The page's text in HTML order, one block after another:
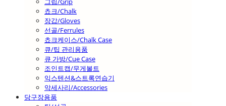
쵸크/Chalk
장갑/Gloves
선골/Ferrules
쵸크케이스/Chalk Case
큐/팁 관리용품
큐 가방/Cue Case
조인트캡/무게볼트
익스텐션&스트록연습기
악세사리/Accessories
당구장용품